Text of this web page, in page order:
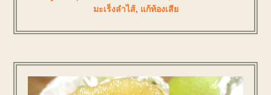
มะเร็งลำไส้, แก้ท้องเสีย